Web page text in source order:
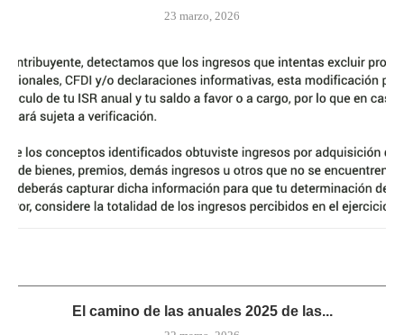
23 marzo, 2026
El camino de las anuales 2025 de las...